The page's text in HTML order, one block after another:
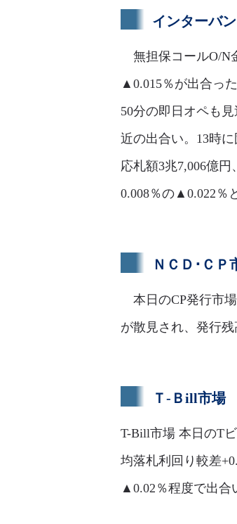
インターバ
無担保コールO/N
▲0.015％が出合っ
50分の即日オペも
近の出合い。13時
応札額3兆7,006億
0.008％の▲0.022％
ＮＣＤ･ＣＰ
本日のCP発行市
が散見され、発行
Ｔ-Ｂill市場
T-Bill市場 本日のT
均落札利回り較差
▲0.02％程度で出合